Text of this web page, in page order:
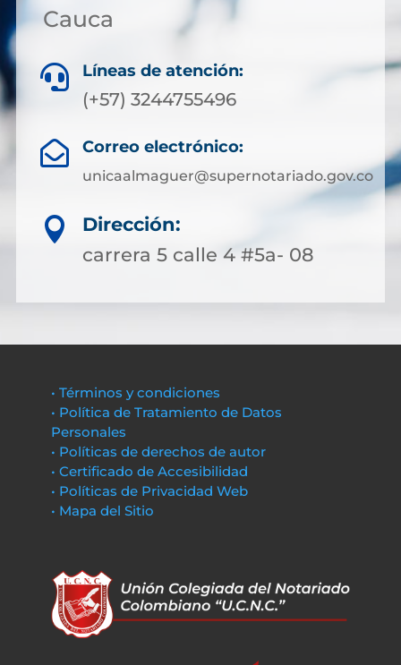
Cauca
 Líneas de atención:
(+57) 3244755496
 Correo electrónico:
unicaalmaguer@supernotariado.gov.co

Dirección:
carrera 5 calle 4 #5a- 08
• Términos y condiciones
• Política de Tratamiento de Datos
Personales
• Políticas de derechos de autor
• Certificado de Accesibilidad
• Políticas de Privacidad Web
• Mapa del Sitio